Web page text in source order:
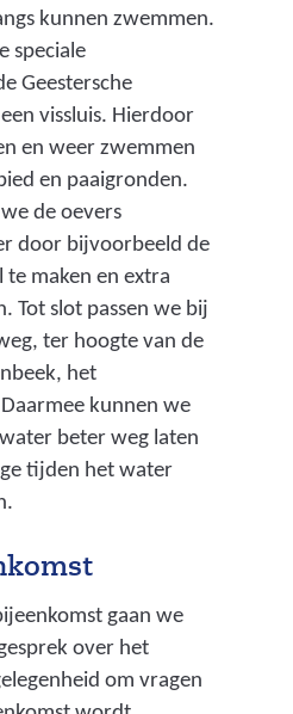
kunnen zwemmen.
speciale
Geestersche
vissluis. Hierdoor
en weer zwemmen
en paaigronden.
de oevers
door bijvoorbeeld de
maken en extra
Tot slot passen we bij
ter hoogte van de
het
kunnen we
beter weg laten
tijden het water
gaan we
over het
om vragen